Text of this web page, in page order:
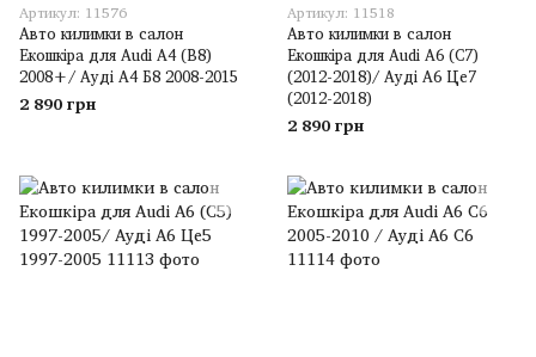
Артикул: 11576
Авто килимки в салон
Екошкіра для Audi A4 (B8)
2008+/ Ауді А4 Б8 2008-2015
2 890 грн
Артикул: 11518
Авто килимки в салон
Екошкіра для Audi A6 (C7)
(2012-2018)/ Ауді А6 Це7
(2012-2018)
2 890 грн